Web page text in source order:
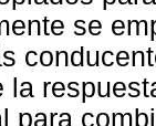
se
la
para